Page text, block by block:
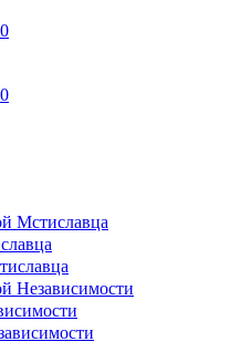
0
0
Мстиславца
Независимости